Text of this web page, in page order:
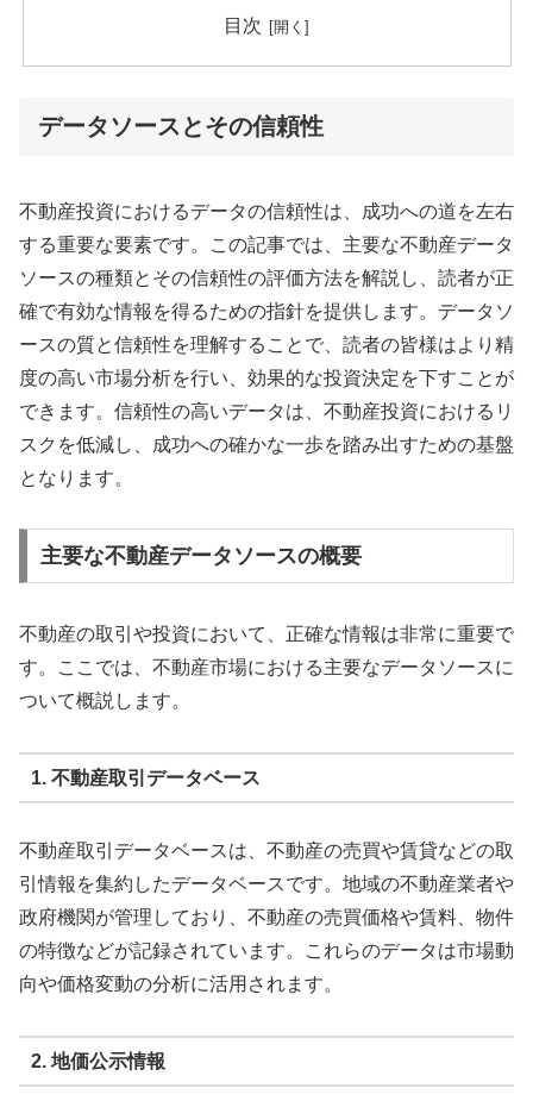
目次
データソースとその信頼性
不動産投資におけるデータの信頼性は、成功への道を左右
する重要な要素です。この記事では、主要な不動産データ
ソースの種類とその信頼性の評価方法を解説し、読者が正
確で有効な情報を得るための指針を提供します。データソ
ースの質と信頼性を理解することで、読者の皆様はより精
度の高い市場分析を行い、効果的な投資決定を下すことが
できます。信頼性の高いデータは、不動産投資におけるリ
スクを低減し、成功への確かな一歩を踏み出すための基盤
となります。
主要な不動産データソースの概要
不動産の取引や投資において、正確な情報は非常に重要で
す。ここでは、不動産市場における主要なデータソースに
ついて概説します。
1. 不動産取引データベース
不動産取引データベースは、不動産の売買や賃貸などの取
引情報を集約したデータベースです。地域の不動産業者や
政府機関が管理しており、不動産の売買価格や賃料、物件
の特徴などが記録されています。これらのデータは市場動
向や価格変動の分析に活用されます。
2. 地価公示情報